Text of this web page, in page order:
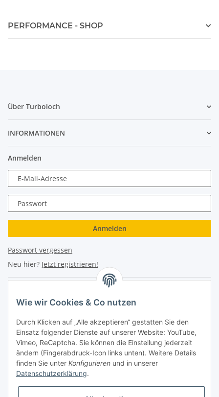
PERFORMANCE - SHOP
Über Turboloch
INFORMATIONEN
Anmelden
E-Mail-Adresse
Passwort
Anmelden
Passwort vergessen
Neu hier? Jetzt registrieren!
Hauptplatz 4
2870 Aspang
eMail: info@turboloch.at
Tel: +43 (0)660/1314150
Wie wir Cookies & Co nutzen
Durch Klicken auf „Alle akzeptieren“ gestatten Sie den
Einsatz folgender Dienste auf unserer Website: YouTube,
Vimeo, ReCaptcha. Sie können die Einstellung jederzeit
ändern (Fingerabdruck-Icon links unten). Weitere Details
finden Sie unter Konfigurieren und in unserer
Datenschutzerklärung.